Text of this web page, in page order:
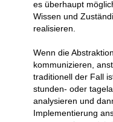
es überhaupt
Wissen und
realisieren.
Wenn die
kommunizieren,
traditionell der Fall
stunden- oder
analysieren und
Implementierung